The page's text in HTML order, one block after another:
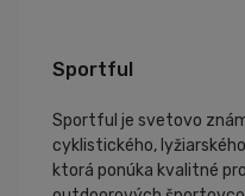
Sportful
Sportful je svetovo
cyklistického,
ktorá ponúka kvalitné